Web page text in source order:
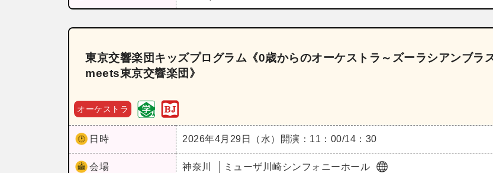
東京交響楽団キッズプログラム《0歳からのオーケストラ～ズーラシアンブラ
meets東京交響楽団》
オーケストラ
日時 2026年4月29日（水） 開演：11：00/14：30
会場 神奈川 ミューザ川崎シンフォニーホール